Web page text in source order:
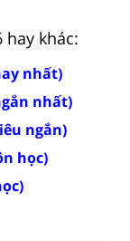
khác:
nhất)
nhất)
ngắn)
học)